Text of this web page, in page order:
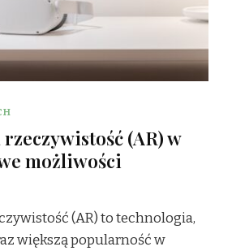
(AR) w
możliwości
(AR) to technologia,
większą popularność w